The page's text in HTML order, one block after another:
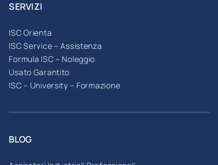
SERVIZI
ISC Orienta
ISC Service – Assistenza
Formula ISC – Noleggio
Usato Garantito
ISC – University – Formazione
BLOG